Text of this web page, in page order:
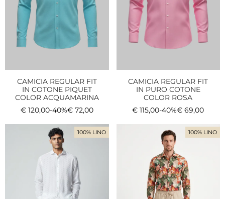
CAMICIA REGULAR FIT
IN COTONE PIQUET
COLOR ACQUAMARINA
€120,00-40%€72,00
CAMICIA REGULAR FIT
IN PURO COTONE
COLOR ROSA
€ 115,00-40%€ 69,00
100% LINO 100% LINO